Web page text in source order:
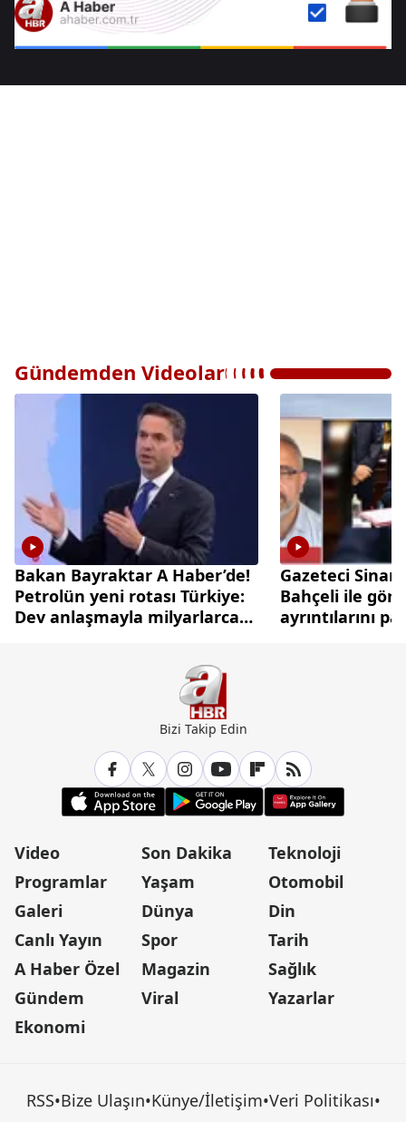
Gündemden Videolar
Bakan Bayraktar A Haber’de!
Petrolün yeni rotası Türkiye:
Dev anlaşmayla milyarlarca
Gazeteci
Bahçeli ile
ayrıntılarını
Bizi Takip Edin
Video
Programlar
Galeri
Canlı Yayın
A Haber Özel
Gündem
Ekonomi
Son Dakika
Yaşam
Dünya
Spor
Magazin
Viral
Teknoloji
Otomobil
Din
Tarih
Sağlık
Yazarlar
RSS•Bize Ulaşın•Künye/İletişim•Veri Politikası•